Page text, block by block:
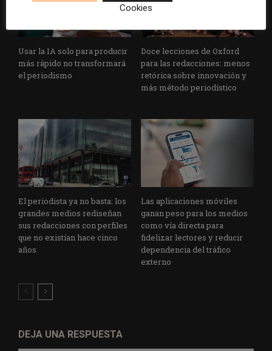
Usar la IA solo para producir
más rápido no transformará
el periodismo
Doce lecciones de Oxford
para las redacciones: menos
retórica sobre innovación y
más método periodístico
El periodista ya no basta: los
grandes medios rediseñan
sus redacciones con perfiles
que no existían hace cinco
años
Las aplicaciones móviles
ganan peso para los medios
como vía directa para
fidelizar lectores y reducir
dependencia del tráfico
externo
DEJA UNA RESPUESTA
Cookies